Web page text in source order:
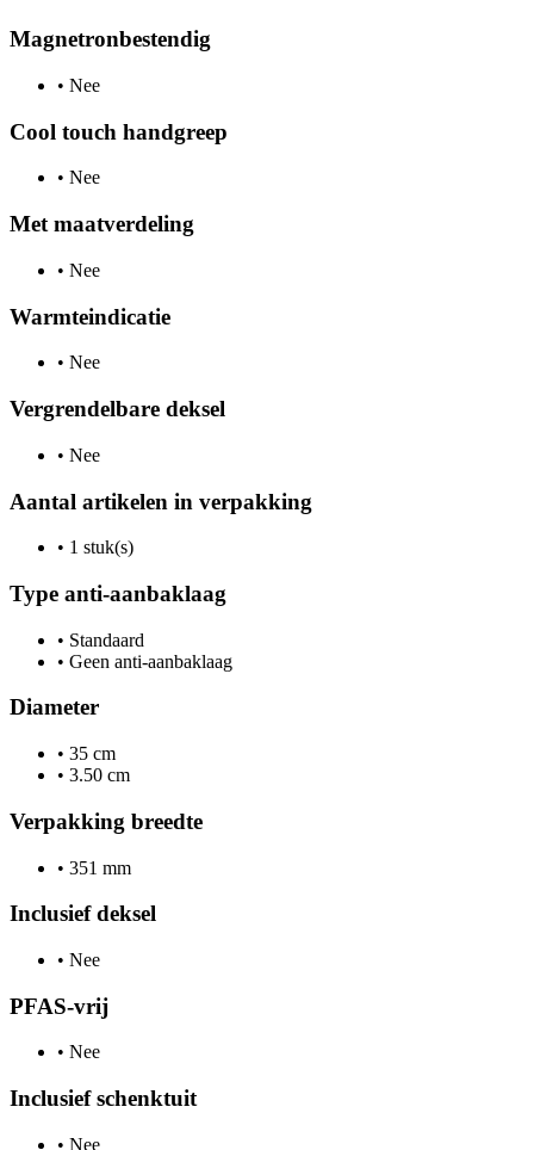
Magnetronbestendig
• Nee
Cool touch handgreep
• Nee
Met maatverdeling
• Nee
Warmteindicatie
• Nee
Vergrendelbare deksel
• Nee
Aantal artikelen in verpakking
• 1 stuk(s)
Type anti-aanbaklaag
• Standaard
• Geen anti-aanbaklaag
Diameter
• 35 cm
• 3.50 cm
Verpakking breedte
• 351 mm
Inclusief deksel
• Nee
PFAS-vrij
• Nee
Inclusief schenktuit
• Nee